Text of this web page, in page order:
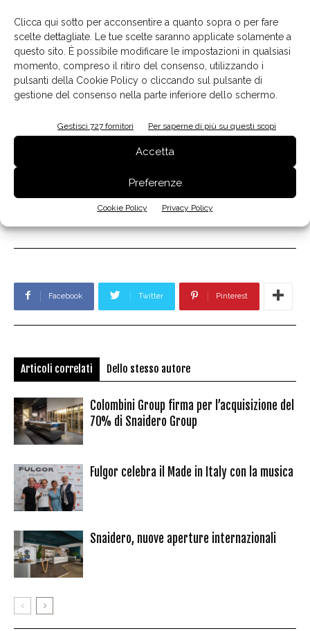
Clicca qui sotto per acconsentire a quanto sopra o per fare
scelte dettagliate. Le tue scelte saranno applicate solamente a
questo sito. È possibile modificare le impostazioni in qualsiasi
momento, compreso il ritiro del consenso, utilizzando i
pulsanti della Cookie Policy o cliccando sul pulsante di
gestione del consenso nella parte inferiore dello schermo.
Gestisci 727 fornitori Per saperne di più su questi scopi
Accetta
Preferenze
Cookie Policy Privacy Policy
progetto di sviluppo del brand e ne esalta il successo
internazionale, alla base del quale risiede senza dubbio lo
stretto rapporto tra industria e artigianato, tra tecnologie
innovative e saper fare d’eccezione- ha commentato
Emanuel Colombini, Amministratore Delegato
complessivamente haute couture, un prodotto unico al
TAG gruppo colombini internazionalizzazione
Miami
Facebook Twitter Pinterest
Articoli correlati Dello stesso autore
Colombini Group firma per l’acquisizione del
70% di Snaidero Group
Fulgor celebra il Made in Italy con la musica
Snaidero, nuove aperture internazionali